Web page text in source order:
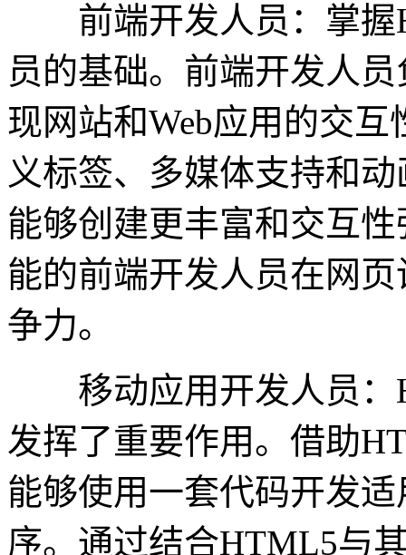
前端开发人员：掌握
员的基础。前端开发人
现网站和Web应用的交
义标签、多媒体支持和
能够创建更丰富和交互
能的前端开发人员在网
争力。
移动应用开发人员：
发挥了重要作用。借助
能够使用一套代码开发
序。通过结合HTML5与